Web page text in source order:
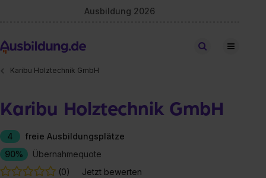
Ausbildung 2026
Stellen finden
Karibu Holztechnik GmbH
Karibu Holztechnik GmbH
4
freie Ausbildungsplätze
90%
Übernahmequote
(0)
Jetzt bewerten